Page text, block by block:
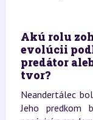
Akú rolu
evolúcii
predátor
tvor?
Neandertálec
Jeho predkom